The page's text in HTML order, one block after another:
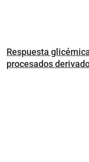
Respuesta
procesados